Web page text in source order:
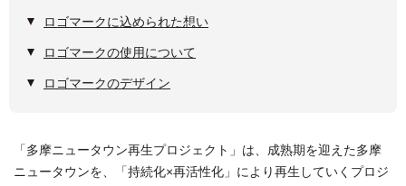
ロゴマークに込められた想い
ロゴマークの使用について
ロゴマークのデザイン
「多摩ニュータウン再生プロジェクト」は、成熟期を迎えた多摩
ニュータウンを、「持続化×再活性化」により再生していくプロジ